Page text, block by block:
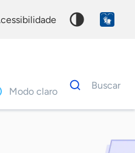
acessibilidade
Modo claro
Dados
para
Buscar